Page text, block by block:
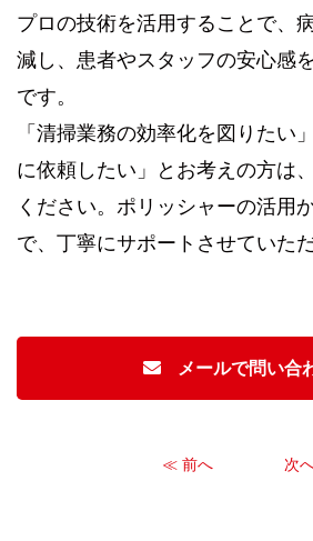
プロの技術を活用することで、
減し、患者やスタッフの安心感
です。
「清掃業務の効率化を図りたい
に依頼したい」とお考えの方は
ください。ポリッシャーの活用
で、丁寧にサポートさせていた
メールで問い合
≪ 前へ 次